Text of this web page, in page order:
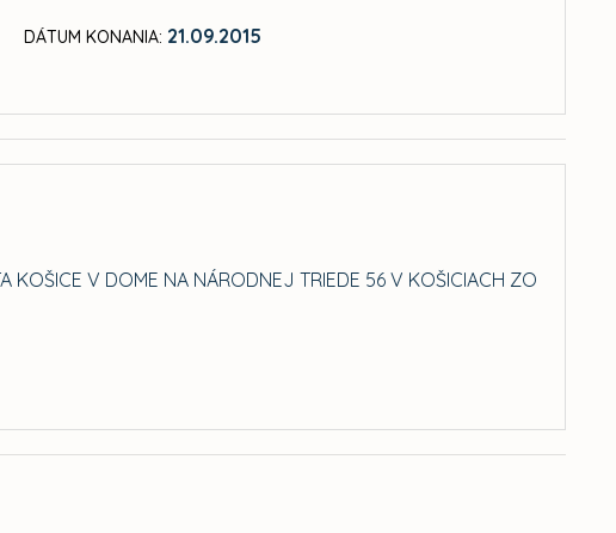
DÁTUM KONANIA: 21.09.2015
KOŠICE V DOME NA NÁRODNEJ TRIEDE 56 V KOŠICIACH ZO